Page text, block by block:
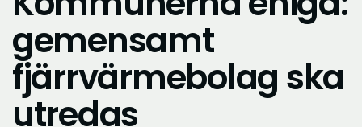
gemensamt
fjärrvärmebolag ska
utredas